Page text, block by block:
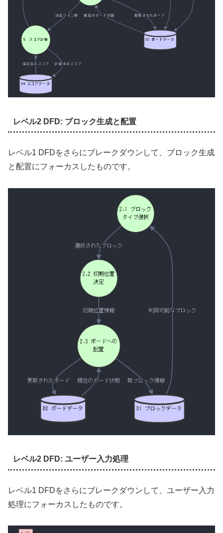
レベル2 DFD: ブロック生成と配置
レベル1 DFDをさらにブレークダウンして、ブロック生成
と配置にフォーカスしたものです。
レベル2 DFD: ユーザー入力処理
レベル1 DFDをさらにブレークダウンして、ユーザー入力
処理にフォーカスしたものです。